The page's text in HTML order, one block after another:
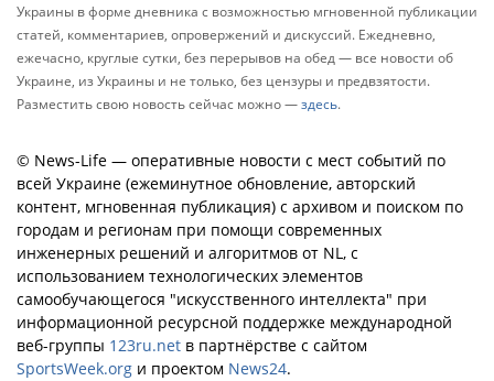
Украины в форме дневника с возможностью мгновенной публикации
статей, комментариев, опровержений и дискуссий. Ежедневно,
ежечасно, круглые сутки, без перерывов на обед — все новости об
Украине, из Украины и не только, без цензуры и предвзятости.
Разместить свою новость сейчас можно —здесь.
© News-Life — оперативные новости с мест событий по
всей Украине (ежеминутное обновление, авторский
контент, мгновенная публикация) с архивом и поиском по
городам и регионам при помощи современных
инженерных решений и алгоритмов от NL, с
использованием технологических элементов
самообучающегося "искусственного интеллекта" при
информационной ресурсной поддержке международной
веб-группы 123ru.net в партнёрстве с сайтом
SportsWeek.org и проектом News24.